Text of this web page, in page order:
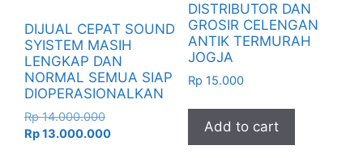
DIJUAL CEPAT SOUND
SYISTEM MASIH
LENGKAP DAN
NORMAL SEMUA SIAP
DIOPERASIONALKAN
Rp14.000.000Original
price
Rp13.000.000Current
DISTRIBUTOR DAN
GROSIR CELENGAN
ANTIK TERMURAH
JOGJA
Rp 15.000
Add to cart